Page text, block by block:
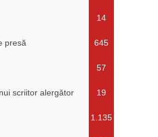
14
presă 645
57
scriitor alergător 19
1.135